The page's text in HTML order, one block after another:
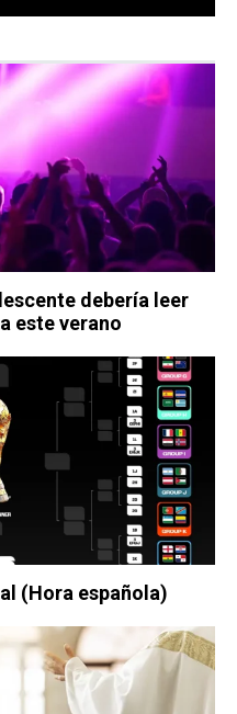
debería leer
este verano
(Hora española)